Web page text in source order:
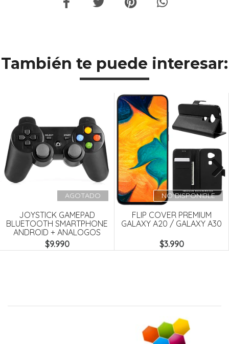
También te puede interesar:
AGOTADO
JOYSTICK GAMEPAD
BLUETOOTH SMARTPHONE
ANDROID + ANALOGOS
$9.990
NO DISPONIBLE
FLIP COVER PREMIUM
GALAXY A20 / GALAXY A30
$3.990
Next